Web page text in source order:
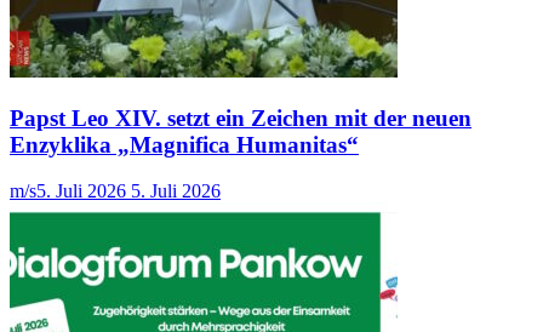
Papst Leo XIV. setzt ein Zeichen mit der neuen
Enzyklika „Magnifica Humanitas“
m/s5. Juli 2026 5. Juli 2026